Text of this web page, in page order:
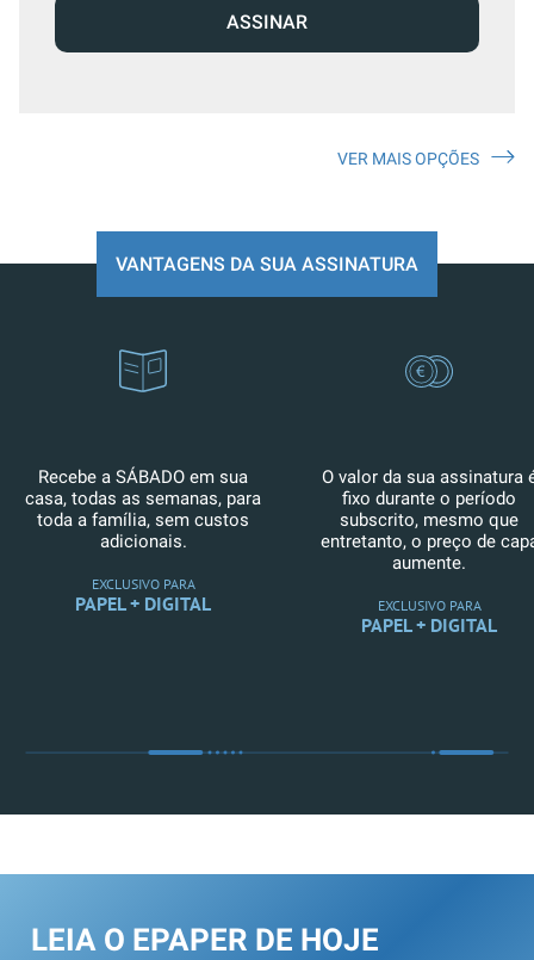
ASSINAR
VER MAIS OPÇÕES
VANTAGENS DA SUA ASSINATURA
Recebe a SÁBADO em sua
casa, todas as semanas, para
toda a família, sem custos
adicionais.
EXCLUSIVO PARA
PAPEL + DIGITAL
O valor da sua assinatura
fixo durante o período
subscrito, mesmo que
entretanto, o preço de
aumente.
EXCLUSIVO PARA
PAPEL + DIGITAL
LEIA O EPAPER DE HOJE